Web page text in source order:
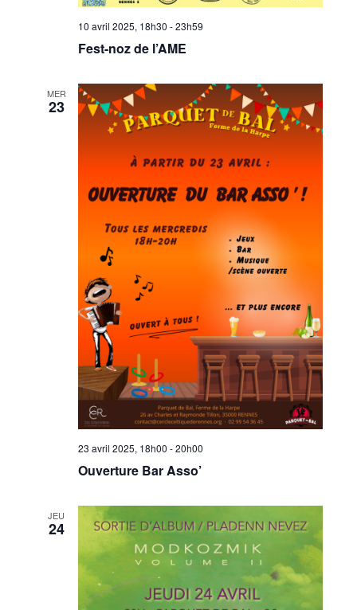
10 avril 2025, 18h30 -23h59
Fest-noz de l’AME
MER
23
23 avril 2025, 18h00 -20h00
Ouverture Bar Asso’
JEU
24